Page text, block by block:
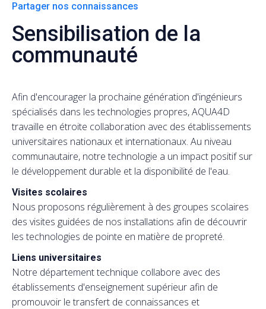
Partager nos connaissances
Sensibilisation de la
communauté
Afin d'encourager la prochaine génération d'ingénieurs
spécialisés dans les technologies propres, AQUA4D
travaille en étroite collaboration avec des établissements
universitaires nationaux et internationaux. Au niveau
communautaire, notre technologie a un impact positif sur
le développement durable et la disponibilité de l'eau.
Visites scolaires
Nous proposons régulièrement à des groupes scolaires
des visites guidées de nos installations afin de découvrir
les technologies de pointe en matière de propreté.
Liens universitaires
Notre département technique collabore avec des
établissements d'enseignement supérieur afin de
promouvoir le transfert de connaissances et